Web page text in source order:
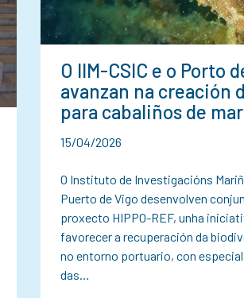
O IIM-CSIC e o Porto
avanzan na creación
para cabaliños de
15/04/2026
O Instituto de Investigacións
Puerto de Vigo desenvolven
proxecto HIPPO-REF, unha
favorecer a recuperación da
no entorno portuario, con
das…